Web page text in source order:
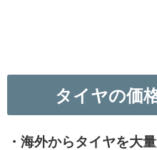
タイヤの価
・海外からタイヤを大